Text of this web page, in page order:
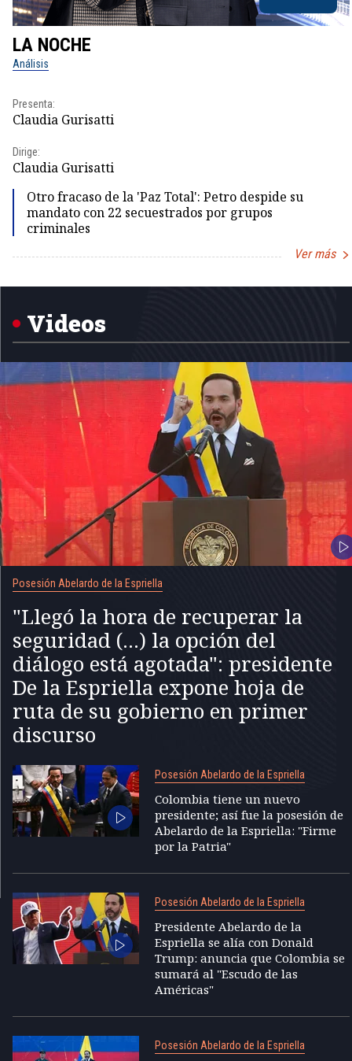
LA NOCHE
Análisis
Presenta:
Claudia Gurisatti
Dirige:
Claudia Gurisatti
Otro fracaso de la 'Paz Total': Petro despide su
mandato con 22 secuestrados por grupos
criminales
Ver más
1
Videos
Posesión Abelardo de la Espriella
"Llegó la hora de recuperar la
seguridad (...) la opción del
diálogo está agotada": presidente
De la Espriella expone hoja de
ruta de su gobierno en primer
discurso
Posesión Abelardo de la Espriella
Colombia tiene un nuevo
presidente; así fue la posesión de
Abelardo de la Espriella: "Firme
por la Patria"
Posesión Abelardo de la Espriella
Presidente Abelardo de la
Espriella se alía con Donald
Trump: anuncia que Colombia se
sumará al "Escudo de las
Américas"
Posesión Abelardo de la Espriella